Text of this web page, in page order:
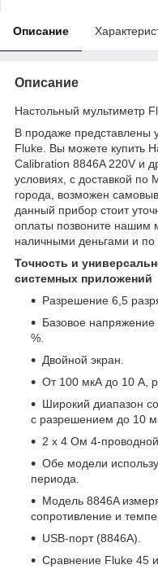
Описание
Описание
Настольный мультиметр
В продаже представлены
Fluke. Вы можете купить
Calibration 8846A 220V и
условиях, с доставкой по
города, возможен
данный прибор стоит
оплаты позвоните нашим
наличными деньгами и по
Точность и
системных приложений
Разрешение 6,5
Базовое напряжение
%.
Двойной экран.
От 100 мкА до 10 А,
Широкий диапазон
с разрешением до 10
2 х 4 Ом 4-
Обе модели
периода.
Модель 8846A
сопротивление и
USB-порт (8846A).
Сравнение Fluke 45